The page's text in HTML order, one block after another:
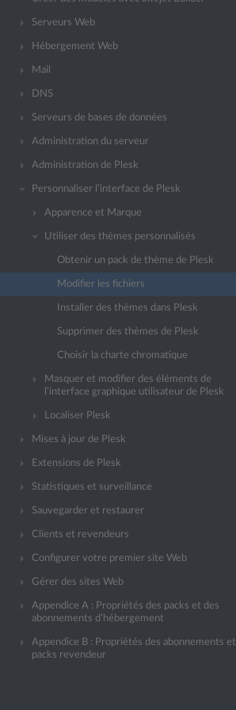
Serveurs Web
Hébergement Web
Mail
DNS
Serveurs de bases de données
Administration du serveur
Administration de Plesk
Personnaliser l’interface de Plesk
Apparence et Marque
Utiliser des thèmes personnalisés
Obtenir un pack de thème de Plesk
Modifier les fichiers
Installer des thèmes dans Plesk
Supprimer des thèmes de Plesk
Choisir la charte chromatique
Masquer et modifier des éléments de
l’interface graphique utilisateur de Plesk
Localiser Plesk
Mises à jour de Plesk
Extensions de Plesk
Statistiques et surveillance
Sauvegarder et restaurer
Clients et revendeurs
Configurer votre premier site Web
Gérer des sites Web
Appendice A : Propriétés des packs et des
abonnements d’hébergement
Appendice B : Propriétés des abonnements et
packs revendeur